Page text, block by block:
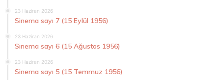
23 Haziran 2026
Sinema sayı 7 (15 Eylül 1956)
23 Haziran 2026
Sinema sayı 6 (15 Ağustos 1956)
23 Haziran 2026
Sinema sayı 5 (15 Temmuz 1956)